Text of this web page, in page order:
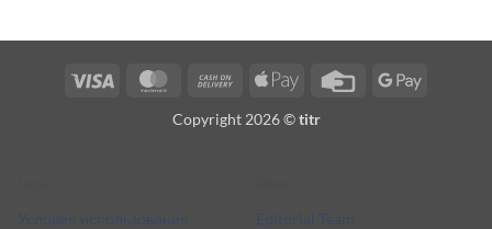
Visa MasterCardCash
Delivery
Apple
Credit
Google
Copyright 2026 ©titr
Условия использования
Editorial Team